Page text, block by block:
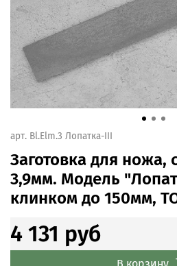
арт. Bl.Elm.3 Лопатка-III
Заготовка для ножа,
3,9мм. Модель
клинком до 150мм,
4 131 руб